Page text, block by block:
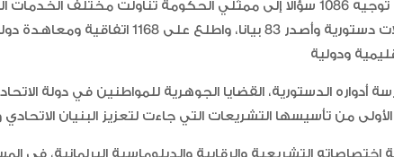
مناقشة 355 موضوعا عاما، فضلا عن توجيه 1086 سؤالا إلى ممثلي الحكومة تناولت مختلف
والقطاعات، ووافق على ثمانية تعديلات دستورية وأصدر 83 بيانا، واطلع على
الدستورية، القضايا الجوهرية للمواطنين في دولة